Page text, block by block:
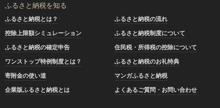
ふるさと納税を知る
ふるさと納税とは？
ふるさと納税の流れ
控除上限額シミュレーション
ふるさと納税制度について
ふるさと納税の確定申告
住民税・所得税の控除について
ワンストップ特例制度とは？
ふるさと納税のお礼特典
寄附金の使い道
マンガふるさと納税
企業版ふるさと納税とは
よくあるご質問・お問い合わせ